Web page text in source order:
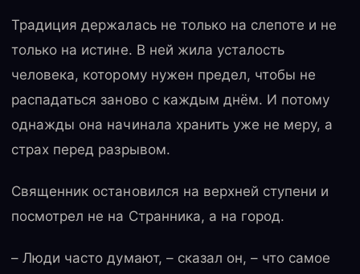
Традиция держалась не только на слепоте и не
только на истине. В ней жила усталость
человека, которому нужен предел, чтобы не
распадаться заново с каждым днём. И потому
однажды она начинала хранить уже не меру, а
страх перед разрывом.
Священник остановился на верхней ступени и
посмотрел не на Странника, а на город.
– Люди часто думают, – сказал он, – что самое